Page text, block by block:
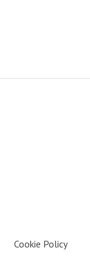
Cookie Policy